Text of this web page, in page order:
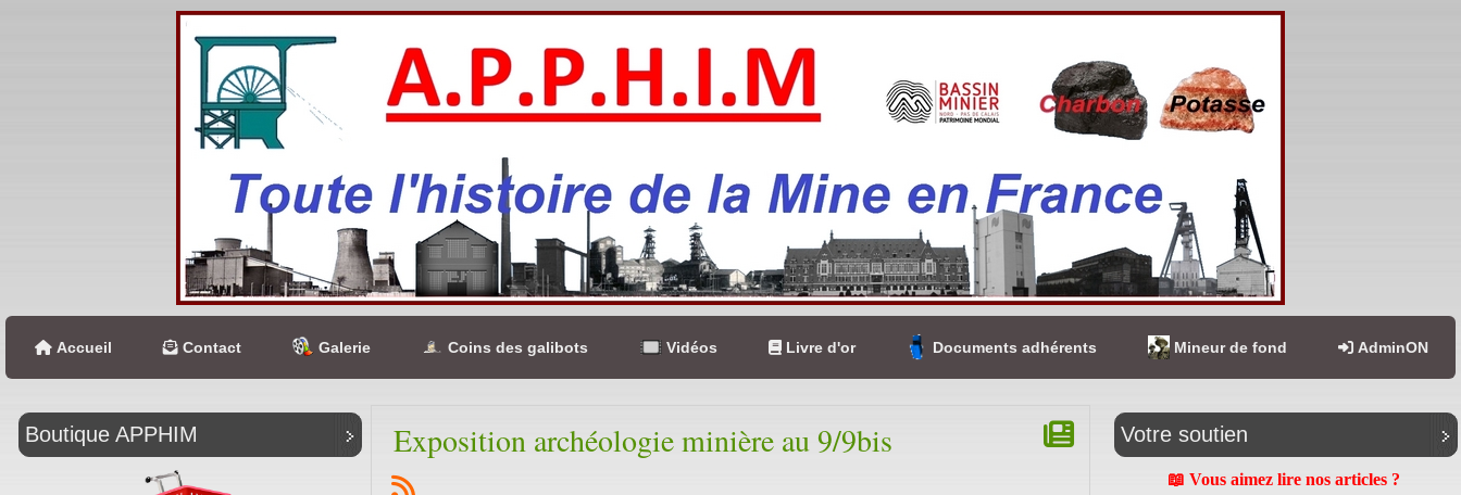
Accueil Contact Galerie Coins des galibots Vidéos Livre d'or Documents adhérents Mineur de fond AdminON
Boutique APPHIM Exposition archéologie minière au 9/9bis Votre soutien
📖 Vous aimez lire nos articles ?